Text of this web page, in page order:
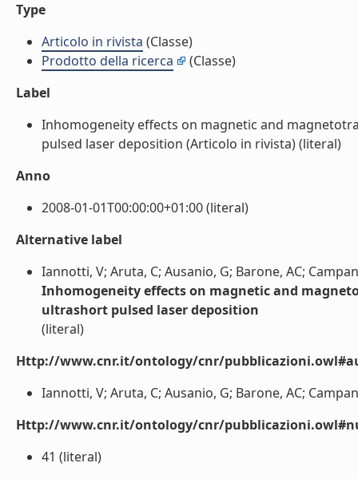
Type
Articolo in rivista (Classe)
Prodotto della ricerca
(Classe)
Label
Inhomogeneity effects on magnetic and
pulsed laser deposition (Articolo in rivista) (literal)
Anno
2008-01-01T00:00:00+01:00 (literal)
Alternative label
Iannotti, V; Aruta, C; Ausanio, G; Barone, AC;
Inhomogeneity effects on magnetic and
ultrashort pulsed laser deposition
(literal)
Http://www.cnr.it/ontology/cnr/
Iannotti, V; Aruta, C; Ausanio, G; Barone, AC;
Http://www.cnr.it/ontology/cnr/
41 (literal)